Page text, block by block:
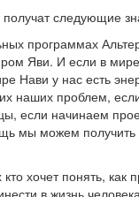
следующие
программах
Яви. И если в
Нави у нас есть
наших проблем,
если начинаем
мы можем получить
хочет понять, как
в жизнь